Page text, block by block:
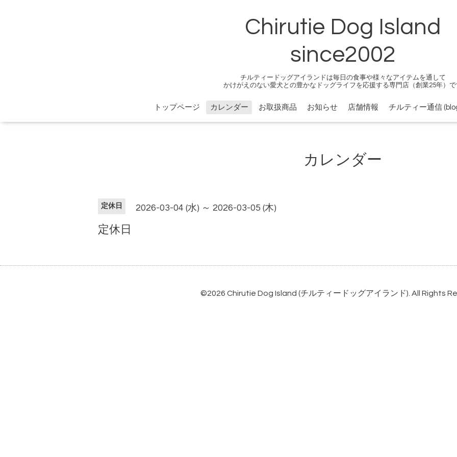
Chirutie Dog Island
since2002
チルティードッグアイランドは毎日の食事や様々なアイテムを通して
かけがえのない愛犬との豊かなドッグライフを応援する専門店（創業25年）で
トップページ カレンダー お取扱商品 お知らせ 店舗情報 チルティー通信
カレンダー
定休日 2026-03-04 (水) ～ 2026-03-05 (木)
定休日
©2026 Chirutie Dog Island (チルティードッグアイランド). All Rights